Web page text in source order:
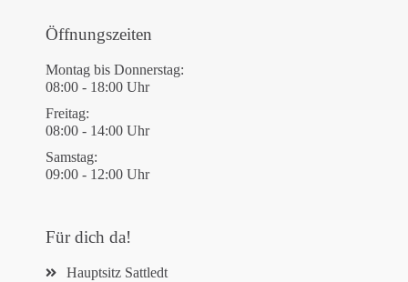
Öffnungszeiten
Montag bis Donnerstag:
08:00 - 18:00 Uhr
Freitag:
08:00 - 14:00 Uhr
Samstag:
09:00 - 12:00 Uhr
Für dich da!
Hauptsitz Sattledt